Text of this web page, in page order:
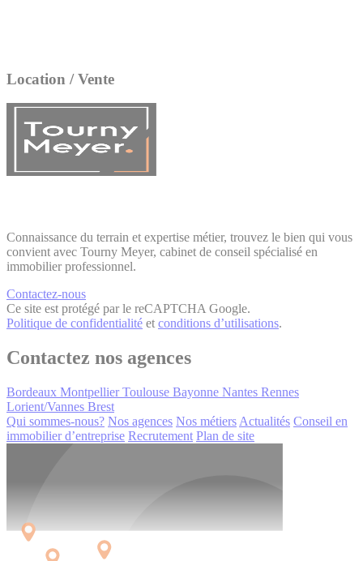
Location / Vente
Connaissance du terrain et expertise métier, trouvez le bien qui vous
convient avec Tourny Meyer, cabinet de conseil spécialisé en
immobilier professionnel.
Contactez-nous
Ce site est protégé par le reCAPTCHA Google.
Politique de confidentialité et conditions d’utilisations.
Contactez nos agences
Bordeaux Montpellier Toulouse Bayonne Nantes Rennes
Lorient/Vannes Brest
Qui sommes-nous? Nos agences Nos métiers Actualités Conseil en
immobilier d’entreprise Recrutement Plan de site